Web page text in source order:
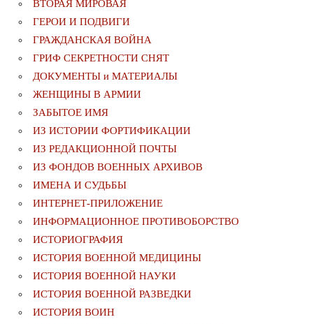
ВТОРАЯ МИРОВАЯ
ГЕРОИ И ПОДВИГИ
ГРАЖДАНСКАЯ ВОЙНА
ГРИФ СЕКРЕТНОСТИ СНЯТ
ДОКУМЕНТЫ и МАТЕРИАЛЫ
ЖЕНЩИНЫ В АРМИИ
ЗАБЫТОЕ ИМЯ
ИЗ ИСТОРИИ ФОРТИФИКАЦИИ
ИЗ РЕДАКЦИОННОЙ ПОЧТЫ
ИЗ ФОНДОВ ВОЕННЫХ АРХИВОВ
ИМЕНА И СУДЬБЫ
ИНТЕРНЕТ-ПРИЛОЖЕНИЕ
ИНФОРМАЦИОННОЕ ПРОТИВОБОРСТВО
ИСТОРИОГРАФИЯ
ИСТОРИЯ ВОЕННОЙ МЕДИЦИНЫ
ИСТОРИЯ ВОЕННОЙ НАУКИ
ИСТОРИЯ ВОЕННОЙ РАЗВЕДКИ
ИСТОРИЯ ВОИН